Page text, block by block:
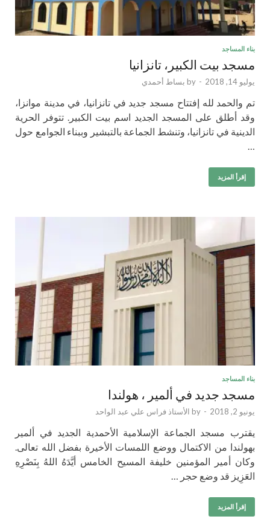
بناء المساجد
مسجد بيت الكبير، تانزانيا
يوليو 14, 2018 -
by بساط أحمدي
تم والحمد لله إفتتاح مسجد جديد في تانزانيا، في مدينة موانزا،
وقد أطلق على المسجد الجديد اسم بيت الكبير. تتوفر الحرية
الدينية في تانزانيا، وتنشط الجماعة بالتبشير وببناء الجوامع حول
إقرأ المزيد
بناء المساجد
مسجد جديد في ألمير ، هولندا
يونيو 2, 2018 -
by الأستاذ فراس علي عبد الواحد
يقترب مسجد الجماعة الإسلامية الأحمدية الجديد في ألمير
بهولندا من الاكتمال ووضع اللمسات الأخيرة بفضل الله تعالى.
وكان أمير المؤمنين خليفة المسيح الخامس أيَّدَهُ اللهُ بِنَصْرِهِ
العَزِيز قد وضع حجر …
إقرأ المزيد